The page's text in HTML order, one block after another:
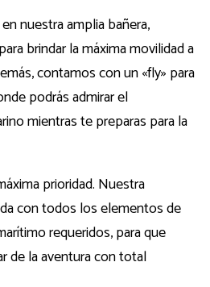
nuestra amplia bañera,
brindar la máxima movilidad a
contamos con un «fly» para
podrás admirar el
mientras te preparas para la
prioridad. Nuestra
con todos los elementos de
requeridos, para que
de la aventura con total